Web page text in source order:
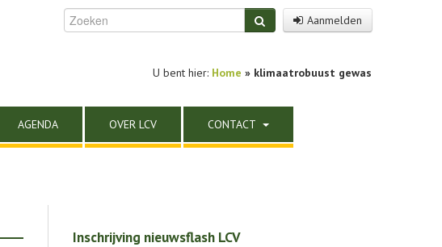
Aanmelden
U bent hier: Home » klimaatrobuust gewas
AGENDA OVER LCV CONTACT
Inschrijving nieuwsflash LCV